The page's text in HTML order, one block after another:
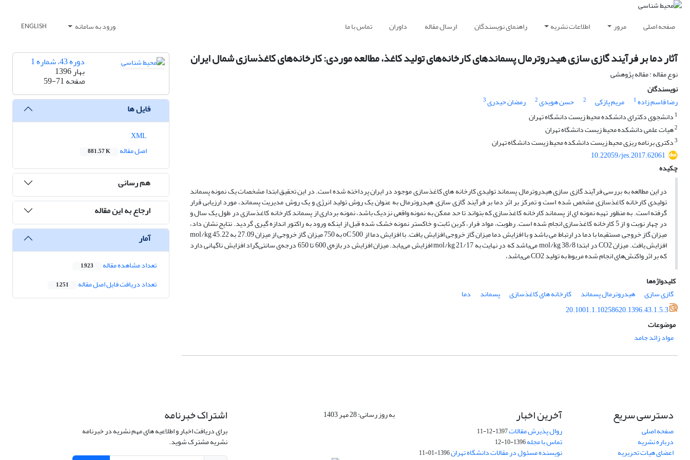
صفحه اصلی مرور اطلاعات نشریه راهنمای نویسندگان ارسال مقاله داوران تماس با ما ورود به سامانه ENGLISH
آثار دما بر فرآیند گازی سازی هیدروترمال پسماندهای کارخانه‌های تولید کاغذ، مطالعه موردی: کارخانه‌های کاغذسازی شمال ایران
نوع مقاله : مقاله پژوهشی
نویسندگان
رضا قاسم زاده1 مریم پازکی 2 حسن هویدی2 رمضان حیدری3
1 دانشجوی دکترای دانشکده محیط زیست دانشگاه تهران
2هیات علمی دانشکده محیط زیست دانشگاه تهران
3دکتری برنامه ریزی محیط زیست دانشکده محیط زیست دانشگاه تهران
10.22059/jes.2017.62061
چکیده
در این مطالعه به بررسی فرآیند گازی سازی هیدروترمال پسماند تولیدی کارخانه های کاغذسازی موجود در ایران پرداخته شده است. در این تحقیق ابتدا مشخصات یک نمونه پسماند
تولیدی کارخانه کاغذسازی مشخص شده است و تمرکز بر اثر دما بر فرآیند گازی سازی هیدروترمال به عنوان یک روش تولید انرژی و یک روش مدیریت پسماند، مورد ارزیابی قرار
گرفته است. به منظور تهیه نمونه ای از پسماند کارخانه کاغذسازی که بتواند تا حد ممکن به نمونه واقعی نزدیک باشد، نمونه برداری از پسماند کارخانه کاغذسازی در طول یک سال و
در چهار نوبت و از 5 کارخانه کاغذسازی انجام شده است. رطوبت، مواد فرار، کربن ثابت و خاکستر نمونه خشک شده قبل از اینکه ورود به راکتور اندازه گیری گردید. نتایج نشان داد،
میزان گاز خروجی مستقیما با دما در ارتباط می باشد و با افزایش دما میزان گاز خروجی افزایش یافت. با افزایش دما از oC 500 به 750 میزان گاز خروجی از میزان 27.09 به 45.22 mol/kg
افزایش یافت. میزان CO2 در ابتدا mol/kg 38/8 می‌باشد که در نهایت به mol/kg 21/17 افزایش می‌یابد. میزان افزایش در بازه‌ی 600 تا 650 درجه‌ی سانتی‌گراد افزایش ناگهانی دارد
که بر اثر واکنش‌های انجام شده مربوط به تولید CO2 می‌باشد،
کلیدواژه‌ها
گازی سازی
هیدروترمال پسماند کارخانه های کاغذسازی پسماند
دما
20.1001.1.10258620.1396.43.1.5.3
موضوعات
مواد زائد جامد
دوره 43، شماره 1
بهار 1396
صفحه59-71
فایل ها
اصل مقاله
881.57 K
هم رسانی
ارجاع به این مقاله
آمار
تعداد مشاهده مقاله 1,923
تعداد دریافت فایل اصل مقاله 1,251
دسترسی سریع
صفحه اصلی
درباره نشریه
اعضای هیات تحریریه
آخرین اخبار
روال پذیرش مقالات1397-12-11
تماس با مجله1396-10-12
نویسنده مسئول در مقالات دانشگاه تهران1396-01-11
به روز رسانی: 28 مهر 1403 اشتراک خبرنامه
برای دریافت اخبار و اطلاعیه های مهم نشریه در خبرنامه
نشریه مشترک شوید.